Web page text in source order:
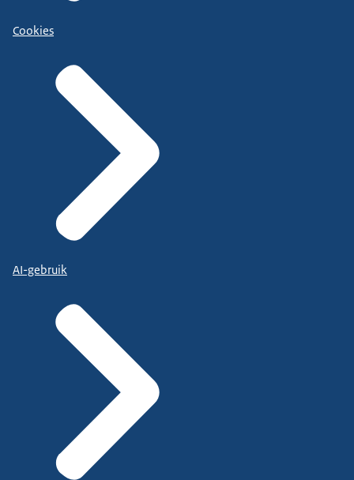
Cookies
AI-gebruik